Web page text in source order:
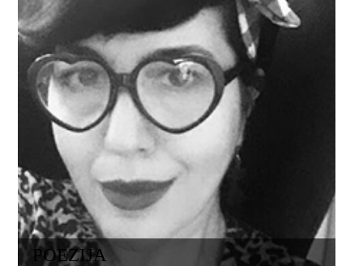
POEZIJA